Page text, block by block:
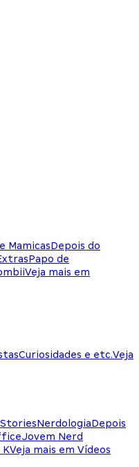
MamicasDepois do
Papo de
Veja mais em
Curiosidades e etc.Veja
NerdologiaDepois
Jovem Nerd
KVeja mais em Vídeos